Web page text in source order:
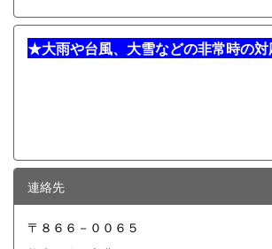
★大雨や台風、大雪などの非常時の
連絡先
〒８６６－００６５